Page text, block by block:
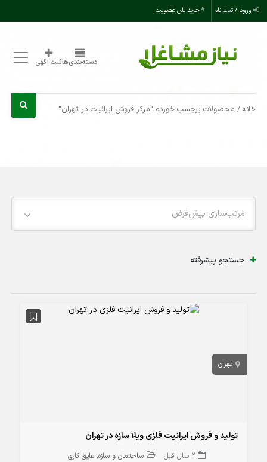
ورود / ثبت نام خرید پلن عضویت
دسته‌بندی‌هاثبت آگهی
خانه / محصولات برچسب خورده “مرکز فروش ایرانیت در تهران”
مرتب‌سازی پیش‌فرض
جستجو پیشرفته
تهران
تولید و فروش ایرانیت فلزی ویلا سازه در تهران
2 سال قبل ساختمان و سازه عایق کاری